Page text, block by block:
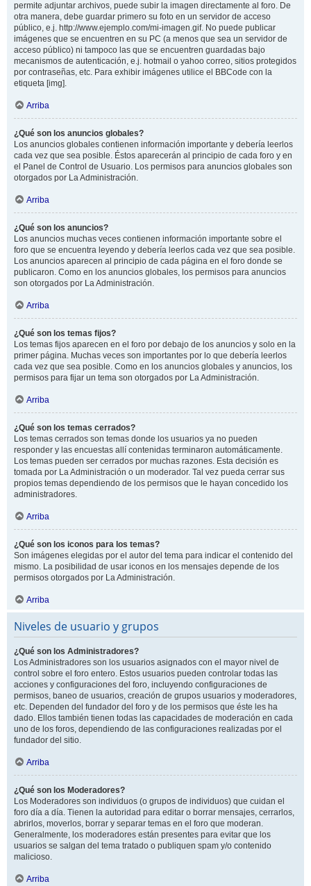
permite adjuntar archivos, puede subir la imagen directamente al foro. De
otra manera, debe guardar primero su foto en un servidor de acceso
público, e.j. http://www.ejemplo.com/mi-imagen.gif. No puede publicar
imágenes que se encuentren en su PC (a menos que sea un servidor de
acceso público) ni tampoco las que se encuentren guardadas bajo
mecanismos de autenticación, e.j. hotmail o yahoo correo, sitios protegidos
por contraseñas, etc. Para exhibir imágenes utilice el BBCode con la
etiqueta [img].
Arriba
¿Qué son los anuncios globales?
Los anuncios globales contienen información importante y debería leerlos
cada vez que sea posible. Éstos aparecerán al principio de cada foro y en
el Panel de Control de Usuario. Los permisos para anuncios globales son
otorgados por La Administración.
Arriba
¿Qué son los anuncios?
Los anuncios muchas veces contienen información importante sobre el
foro que se encuentra leyendo y debería leerlos cada vez que sea posible.
Los anuncios aparecen al principio de cada página en el foro donde se
publicaron. Como en los anuncios globales, los permisos para anuncios
son otorgados por La Administración.
Arriba
¿Qué son los temas fijos?
Los temas fijos aparecen en el foro por debajo de los anuncios y solo en la
primer página. Muchas veces son importantes por lo que debería leerlos
cada vez que sea posible. Como en los anuncios globales y anuncios, los
permisos para fijar un tema son otorgados por La Administración.
Arriba
¿Qué son los temas cerrados?
Los temas cerrados son temas donde los usuarios ya no pueden
responder y las encuestas allí contenidas terminaron automáticamente.
Los temas pueden ser cerrados por muchas razones. Esta decisión es
tomada por La Administración o un moderador. Tal vez pueda cerrar sus
propios temas dependiendo de los permisos que le hayan concedido los
administradores.
Arriba
¿Qué son los iconos para los temas?
Son imágenes elegidas por el autor del tema para indicar el contenido del
mismo. La posibilidad de usar iconos en los mensajes depende de los
permisos otorgados por La Administración.
Arriba
Niveles de usuario y grupos
¿Qué son los Administradores?
Los Administradores son los usuarios asignados con el mayor nivel de
control sobre el foro entero. Estos usuarios pueden controlar todas las
acciones y configuraciones del foro, incluyendo configuraciones de
permisos, baneo de usuarios, creación de grupos usuarios y moderadores,
etc. Dependen del fundador del foro y de los permisos que éste les ha
dado. Ellos también tienen todas las capacidades de moderación en cada
uno de los foros, dependiendo de las configuraciones realizadas por el
fundador del sitio.
Arriba
¿Qué son los Moderadores?
Los Moderadores son individuos (o grupos de individuos) que cuidan el
foro día a día. Tienen la autoridad para editar o borrar mensajes, cerrarlos,
abrirlos, moverlos, borrar y separar temas en el foro que moderan.
Generalmente, los moderadores están presentes para evitar que los
usuarios se salgan del tema tratado o publiquen spam y/o contenido
malicioso.
Arriba